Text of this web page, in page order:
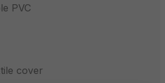
PVC
cover